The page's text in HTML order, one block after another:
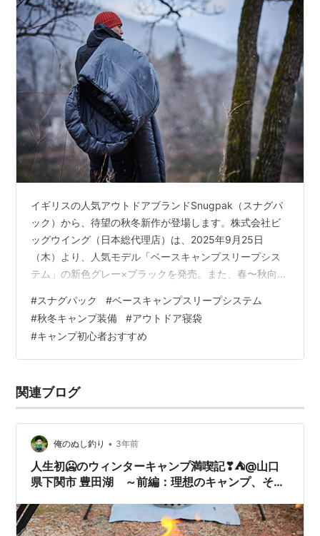
イギリスの人気アウトドアブランドSnugpak（スナグパ
ック）から、待望の秋冬新作が登場します。株式会社ビ
ッグウイング（日本総代理店）は、2025年9月25日
（木）より、人気モデル「ベースキャンプスリープシス
テム」の新色グレー×ブラックを発売。また、春〜秋向け
ルシーズンで使える「ポリコットンライナー」も同日発
売となり、アウトドアの眠りがさらに快適に進化しま
す。 ベースキャンプスリープシステムに新色「グレー×
ブラック」 ベースキャンプスリープシステムの特徴 商品
ト〉 新作② ポリコットンライ…
#スナグパック #ベースキャンプスリープシステム
#秋冬キャンプ装備 #アウトドア寝袋
#キャンプ初心者おすすめ
関連ブログ
俺のぬし釣り • 3年前
人生初🥶のウィンターキャンプ満喫記❣⛺@山口
県下関市 豊田湖 ～前編：理想のキャンプ、その